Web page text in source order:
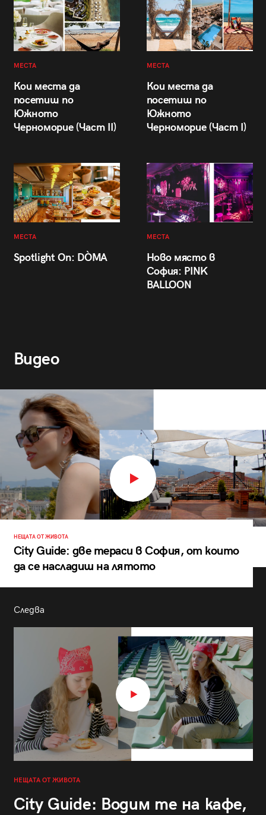
МЕСТА
Кои места да
посетиш по
Южното
Черноморие (Част II)
МЕСТА
Кои места да
посетиш по
Южното
Черноморие (Част I)
МЕСТА
Spotlight On: DÒMA
МЕСТА
Ново място в
София: PINK
BALLOON
Видео
НЕЩАТА ОТ ЖИВОТА
City Guide: две тераси в София, от които
да се насладиш на лятото
Следва
НЕЩАТА ОТ ЖИВОТА
City Guide: Водим те на кафе,